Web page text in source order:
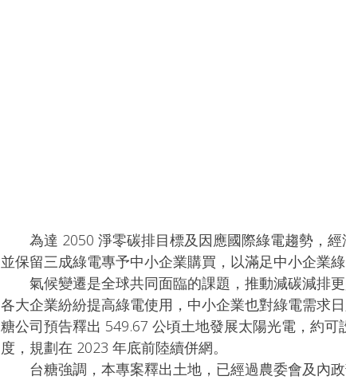
為達 2050 淨零碳排目標及因應國際綠電趨勢，經
並保留三成綠電專予中小企業購買，以滿足中小企業綠
氣候變遷是全球共同面臨的課題，推動減碳減排更
各大企業紛紛提高綠電使用，中小企業也對綠電需求
糖公司預告釋出 549.67 公頃土地發展太陽光電，約
度，規劃在 2023 年底前陸續併網。
台糖強調，本專案釋出土地，已經過農委會及內政